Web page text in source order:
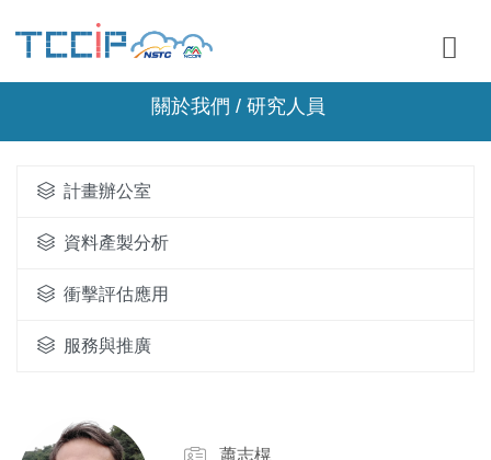
關於我們 / 研究人員
計畫辦公室
資料產製分析
衝擊評估應用
服務與推廣
蕭志榥